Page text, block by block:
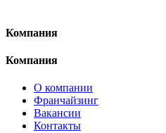
Компания
Компания
О компании
Франчайзинг
Вакансии
Контакты